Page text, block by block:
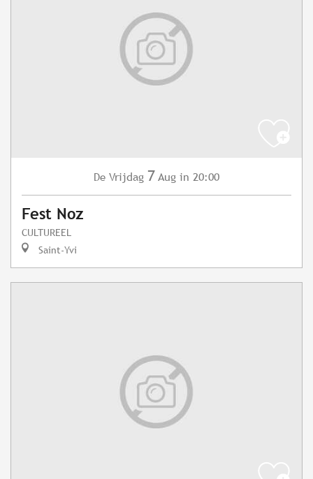
De Vrijdag 7 Aug in 20:00
Fest Noz
CULTUREEL
Saint-Yvi